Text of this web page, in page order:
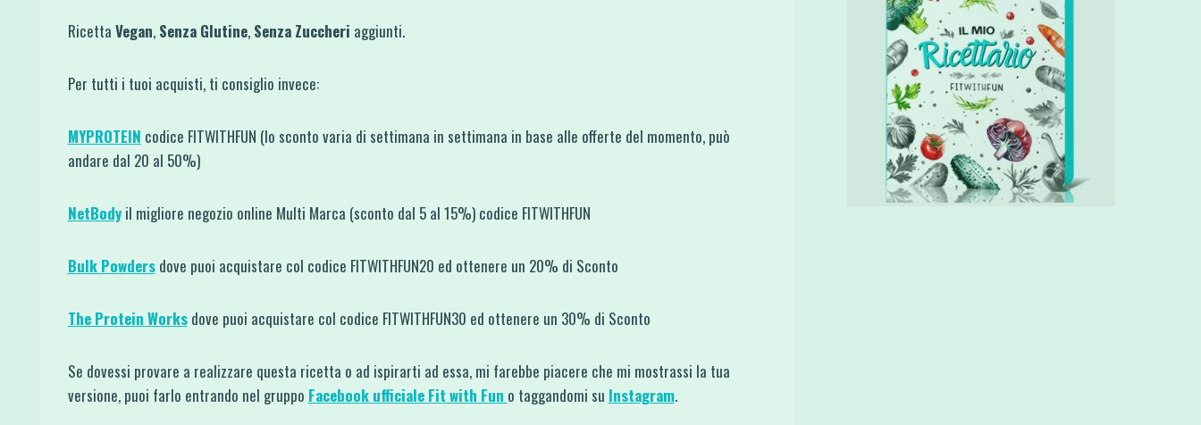
Ricetta Vegan, Senza Glutine, Senza Zuccheri aggiunti.
Per tutti i tuoi acquisti, ti consiglio invece:
MYPROTEIN codice FITWITHFUN (lo sconto varia di settimana in settimana in base alle offerte del momento, può
andare dal 20 al 50%)
NetBodyil migliore negozio online Multi Marca (sconto dal 5 al 15%) codice FITWITHFUN
Bulk Powdersdove puoi acquistare col codice FITWITHFUN20 ed ottenere un 20% di Sconto
The Protein Worksdove puoi acquistare col codice FITWITHFUN30 ed ottenere un 30% di Sconto
Se dovessi provare a realizzare questa ricetta o ad ispirarti ad essa, mi farebbe piacere che mi mostrassi la tua
versione, puoi farlo entrando nel gruppo Facebook ufficiale Fit with Fun o taggandomi su Instagram.